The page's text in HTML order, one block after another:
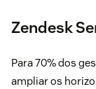
Zendesk
Para 70% dos
ampliar os